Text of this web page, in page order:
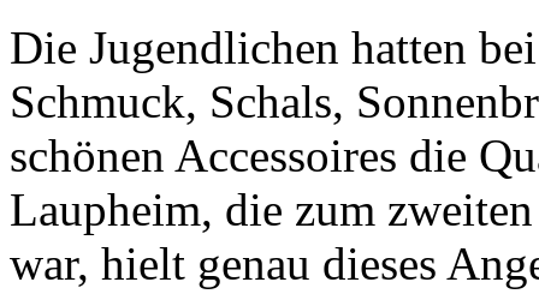
Die Jugendlichen hatten
Schmuck, Schals,
schönen Accessoires die
Laupheim, die zum
war, hielt genau dieses